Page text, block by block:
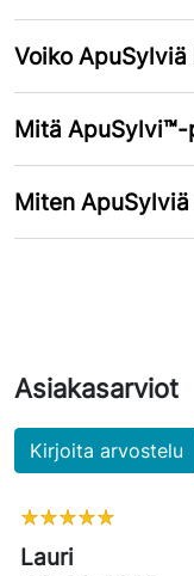
Voiko
Mitä ApuSylvi™-
Miten
Asiakasarviot
Kirjoita arvostelu
Lauri